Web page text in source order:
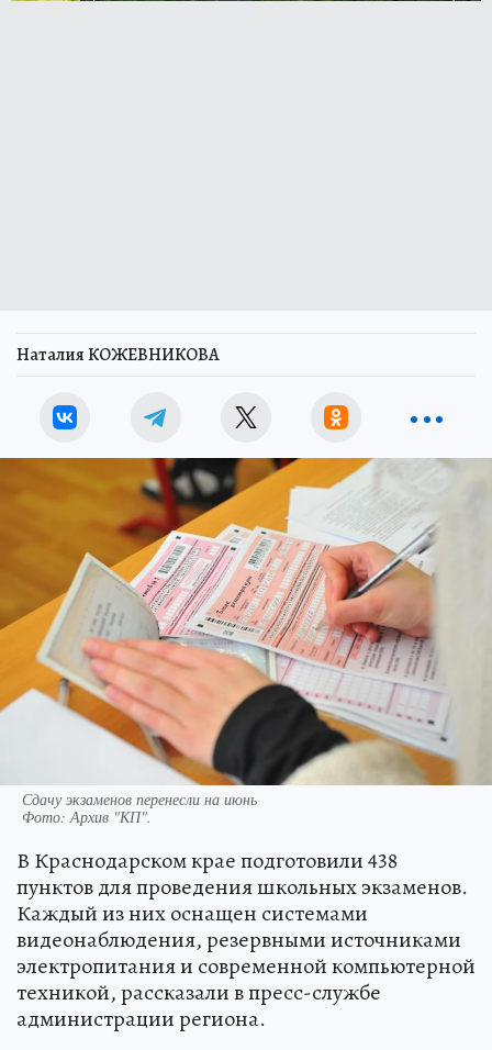
Наталия КОЖЕВНИКОВА
Сдачу экзаменов перенесли на июнь
Фото: Архив "КП".
В Краснодарском крае подготовили 438
пунктов для проведения школьных экзаменов.
Каждый из них оснащен системами
видеонаблюдения, резервными источниками
электропитания и современной компьютерной
техникой, рассказали в пресс-службе
администрации региона.